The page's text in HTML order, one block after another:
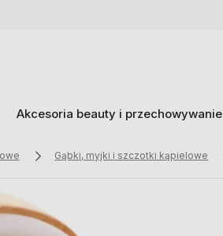
Akcesoria beauty i przechowywanie
Gąbki, myjki i szczotki kąpielowe